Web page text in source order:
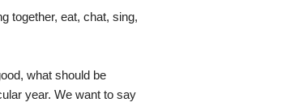
together, eat, chat, sing,
what should be
year. We want to say